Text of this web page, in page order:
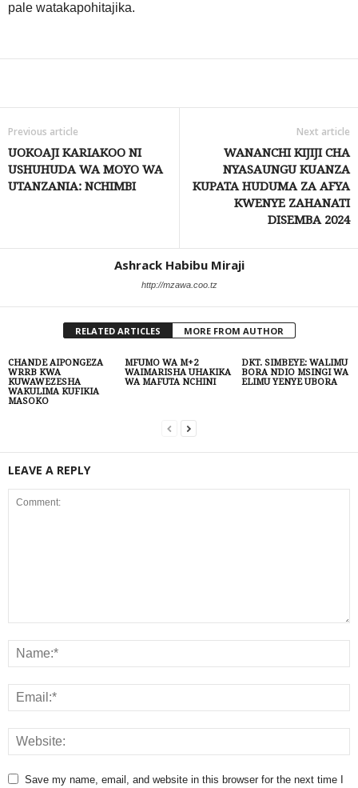
pale watakapohitajika.
Previous article
UOKOAJI KARIAKOO NI
USHUHUDA WA MOYO WA
UTANZANIA: NCHIMBI
Next article
WANANCHI KIJIJI CHA
NYASAUNGU KUANZA
KUPATA HUDUMA ZA AFYA
KWENYE ZAHANATI
DISEMBA 2024
Ashrack Habibu Miraji
http://mzawa.coo.tz
RELATED ARTICLES MORE FROM AUTHOR
CHANDE AIPONGEZA
WRRB KWA
KUWAWEZESHA
WAKULIMA KUFIKIA
MASOKO
MFUMO WA M+2
WAIMARISHA UHAKIKA
WA MAFUTA NCHINI
DKT. SIMBEYE: WALIMU
BORA NDIO MSINGI WA
ELIMU YENYE UBORA
LEAVE A REPLY
Save my name, email, and website in this browser for the next time I